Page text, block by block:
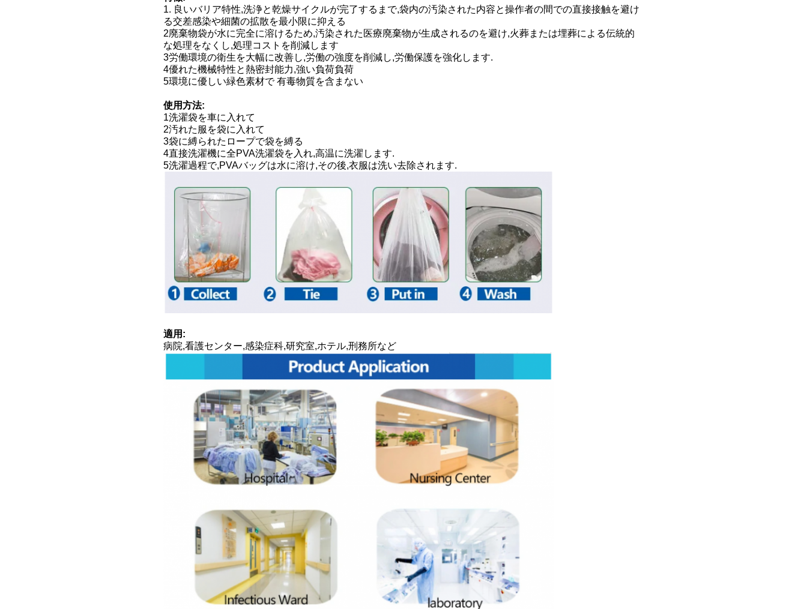
1. 良いバリア特性,洗浄と乾燥サイクルが完了するまで,袋内の汚染された内容と操作者の間での直接接触を避け
る交差感染や細菌の拡散を最小限に抑える
2廃棄物袋が水に完全に溶けるため,汚染された医療廃棄物が生成されるのを避け,火葬または埋葬による伝統的
な処理をなくし,処理コストを削減します
3労働環境の衛生を大幅に改善し,労働の強度を削減し,労働保護を強化します.
4優れた機械特性と熱密封能力,強い負荷負荷
5環境に優しい緑色素材で 有毒物質を含まない
使用方法:
1洗濯袋を車に入れて
2汚れた服を袋に入れて
3袋に縛られたロープで袋を縛る
4直接洗濯機に全PVA洗濯袋を入れ,高温に洗濯します.
5洗濯過程で,PVAバッグは水に溶け,その後,衣服は洗い去除されます.
適用:
病院,看護センター,感染症科,研究室,ホテル,刑務所など